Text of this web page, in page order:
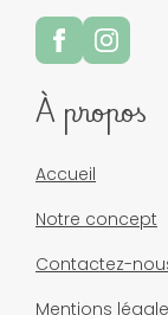
À propos
Accueil
Notre concept
Contactez-
Mentions